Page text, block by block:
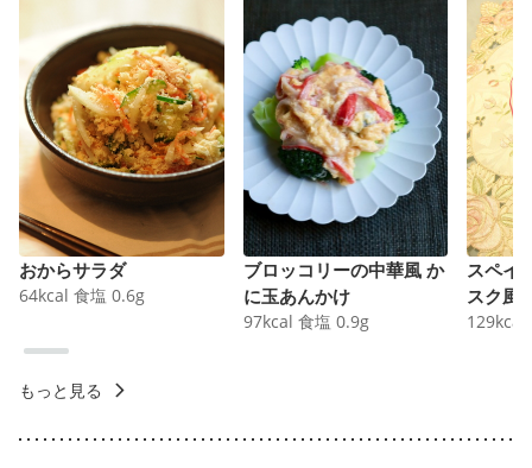
おからサラダ
64kcal 食塩 0.6g
ブロッコリーの中華風 か
に玉あんかけ
97kcal 食塩 0.9g
スペイ
スク風
129kcal
もっと見る